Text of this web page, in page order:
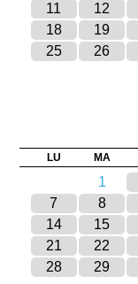
11
12
18
19
25
26
LU MA
1
7
8
14
15
21
22
28
29